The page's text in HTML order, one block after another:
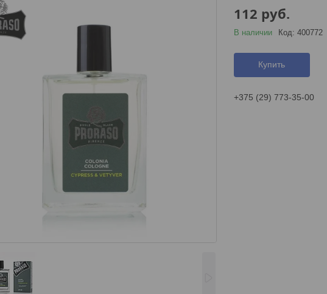
112 руб.
В наличии Код: 400772
Купить
+375 (29) 773-35-00